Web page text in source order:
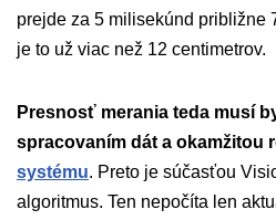
prejde za 5 milisekúnd približne
je to už viac než 12 centimetrov.
Presnosť merania teda musí
spracovaním dát a okamžitou
systému. Preto je súčasťou
algoritmus. Ten nepočíta len